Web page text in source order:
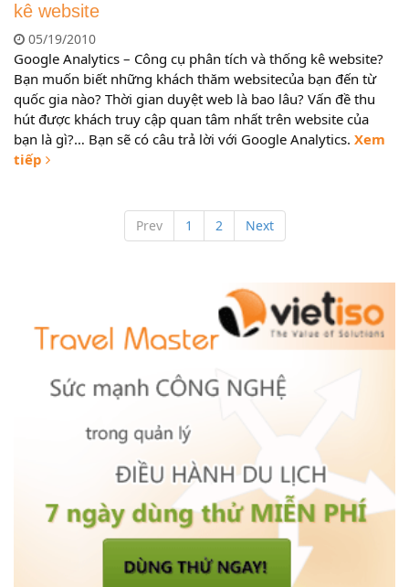
kê website
05/19/2010
Google Analytics – Công cụ phân tích và thống kê website?
Bạn muốn biết những khách thăm websitecủa bạn đến từ
quốc gia nào? Thời gian duyệt web là bao lâu? Vấn đề thu
hút được khách truy cập quan tâm nhất trên website của
bạn là gì?… Bạn sẽ có câu trả lời với Google Analytics. Xem
tiếp
Prev 1 2 Next